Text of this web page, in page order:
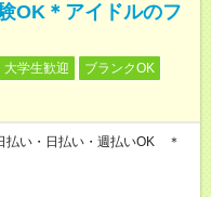
OK＊アイドルのフ
大学生歓迎
ブランクOK
い・日払い・週払いOK ＊